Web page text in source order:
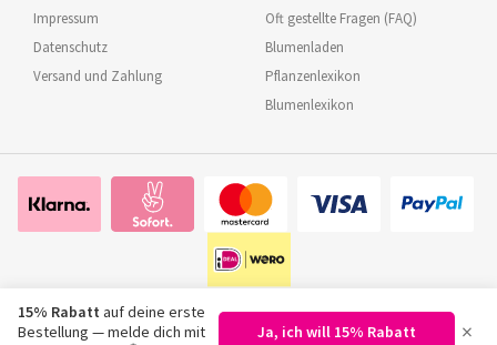
Impressum
Datenschutz
Versand und Zahlung
Oft gestellte Fragen (FAQ)
Blumenladen
Pflanzenlexikon
Blumenlexikon
15% Rabatt auf deine erste
Bestellung — melde dich mit
Ja, ich will 15% Rabatt ×